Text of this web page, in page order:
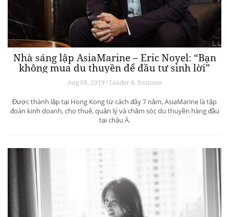
Nhà sáng lập AsiaMarine – Eric Noyel: “Bạn
không mua du thuyền để đầu tư sinh lời”
Aug 08, 2019 / Leader & Business
Được thành lập tại Hong Kong từ cách đây 7 năm, AsiaMarine là tập
đoàn kinh doanh, cho thuê, quản lý và chăm sóc du thuyền hàng đầu
tại châu Á.